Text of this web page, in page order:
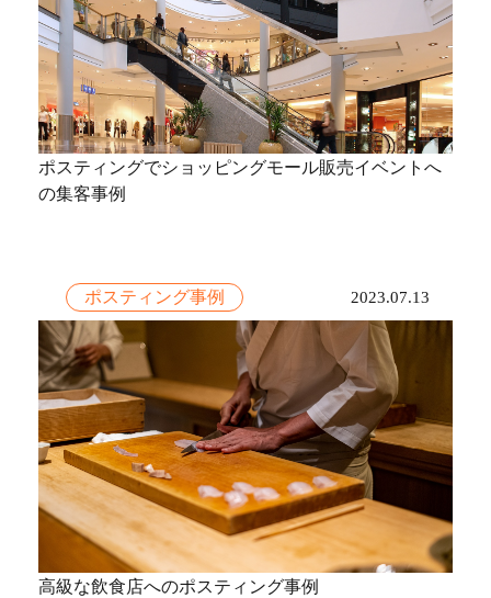
ポスティングでショッピングモール販売イベントへ
の集客事例
ポスティング事例 2023.07.13
高級な飲食店へのポスティング事例